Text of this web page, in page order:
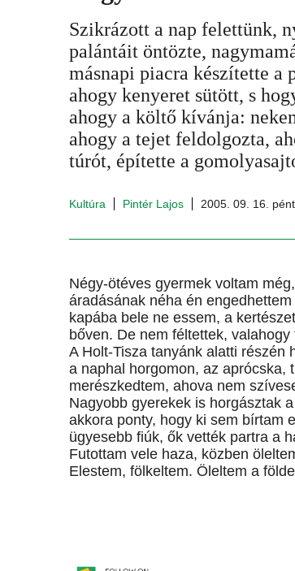
Szikrázott a nap felettünk,
palántáit öntözte,
másnapi piacra készítette a
ahogy kenyeret sütött, s
ahogy a költő kívánja:
ahogy a tejet feldolgozta,
túrót, építette a
Kultúra Pintér Lajos 2005. 09. 16.
Négy-ötéves gyermek voltam
áradásának néha én
kapába bele ne essem, a
bőven. De nem féltettek,
A Holt-Tisza tanyánk alatti részén
a naphal horgomon, az aprócska,
merészkedtem, ahova nem
Nagyobb gyerekek is horgásztak
akkora ponty, hogy ki sem bírtam
ügyesebb fiúk, ők vették partra a
Futottam vele haza, közben
Elestem, fölkeltem. Öleltem a